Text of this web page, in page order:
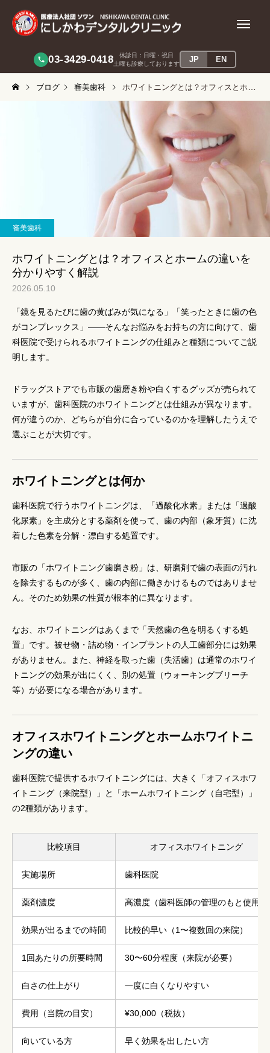
03-3429-0418
休診日：日曜・祝日
土曜も診療しております
JP EN
睡眠時無呼吸
審美歯科
ブログ 審美歯科 ホワイトニングとは？オフィスとホームの違いを分かりやすく解説
審美歯科
ホワイトニングとは？オフィスとホームの違いを
分かりやすく解説
2026.05.10
「鏡を見るたびに歯の黄ばみが気になる」「笑ったときに歯の色
がコンプレックス」——そんなお悩みをお持ちの方に向けて、歯
科医院で受けられるホワイトニングの仕組みと種類についてご説
明します。
ドラッグストアでも市販の歯磨き粉や白くするグッズが売られて
いますが、歯科医院のホワイトニングとは仕組みが異なります。
何が違うのか、どちらが自分に合っているのかを理解したうえで
選ぶことが大切です。
ホワイトニングとは何か
歯科医院で行うホワイトニングは、「過酸化水素」または「過酸
化尿素」を主成分とする薬剤を使って、歯の内部（象牙質）に沈
着した色素を分解・漂白する処置です。
市販の「ホワイトニング歯磨き粉」は、研磨剤で歯の表面の汚れ
を除去するものが多く、歯の内部に働きかけるものではありませ
ん。そのため効果の性質が根本的に異なります。
なお、ホワイトニングはあくまで「天然歯の色を明るくする処
置」です。被せ物・詰め物・インプラントの人工歯部分には効果
がありません。また、神経を取った歯（失活歯）は通常のホワイ
トニングの効果が出にくく、別の処置（ウォーキングブリーチ
等）が必要になる場合があります。
オフィスホワイトニングとホームホワイトニ
ングの違い
歯科医院で提供するホワイトニングには、大きく「オフィスホワ
イトニング（来院型）」と「ホームホワイトニング（自宅型）」
の2種類があります。
比較項目 オフィスホワイトニング
実施場所 歯科医院
薬剤濃度 高濃度（歯科医師の管理のもと使用）
効果が出るまでの時間 比較的早い（1〜複数回の来院）
1回あたりの所要時間 30〜60分程度（来院が必要）
白さの仕上がり 一度に白くなりやすい
費用（当院の目安） ¥30,000（税抜）
向いている方 早く効果を出したい方